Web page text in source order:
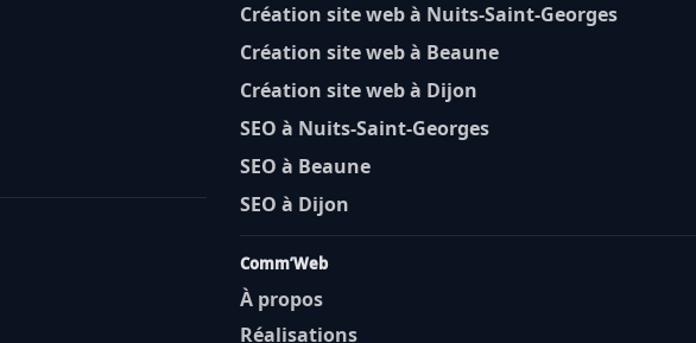
Création site web à Nuits-Saint-Georges
Création site web à Beaune
Création site web à Dijon
SEO à Nuits-Saint-Georges
SEO à Beaune
SEO à Dijon
Comm’Web
À propos
Réalisations